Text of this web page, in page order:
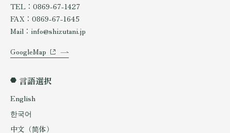
TEL：0869-67-1427
FAX：0869-67-1645
Mail：info@shizutani.jp
GoogleMap
言語選択
English
한국어
中文（简体）